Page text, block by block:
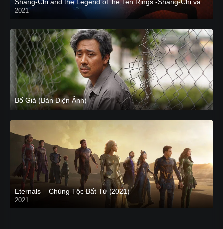
2021
CAM
Bố Già (Bản Điện Ảnh)
Eternals – Chủng Tộc Bất Tử (2021)
2021
Trailer